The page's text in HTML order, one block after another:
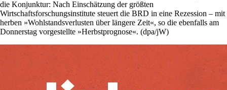
die Konjunktur: Nach Einschätzung der größten
Wirtschaftsforschungsinstitute steuert die BRD in eine Rezession – mit
herben »Wohlstandsverlusten über längere Zeit«, so die ebenfalls am
Donnerstag vorgestellte »Herbstprognose«. (dpa/jW)